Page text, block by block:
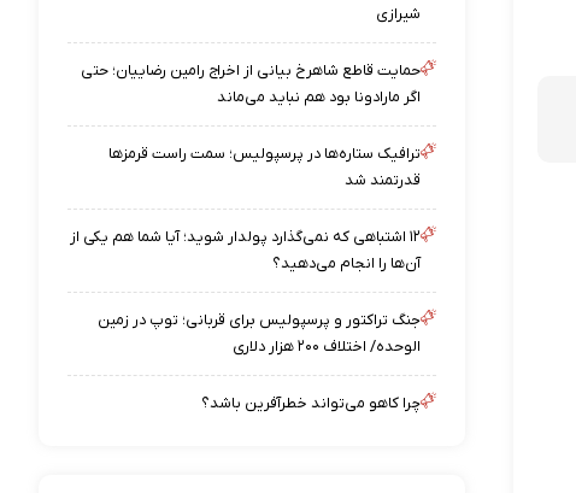
شیرازی
حمایت قاطع شاهرخ بیانی از اخراج رامین رضاییان؛ حتی
اگر مارادونا بود هم نباید می‌ماند
ترافیک ستاره‌ها در پرسپولیس؛ سمت راست قرمزها
قدرتمند شد
۱۲ اشتباهی که نمی‌گذارد پولدار شوید؛ آیا شما هم یکی از
آن‌ها را انجام می‌دهید؟
جنگ تراکتور و پرسپولیس برای قربانی؛ توپ در زمین
الوحده/ اختلاف ۲۰۰ هزار دلاری
چرا کاهو می‌تواند خطرآفرین باشد؟